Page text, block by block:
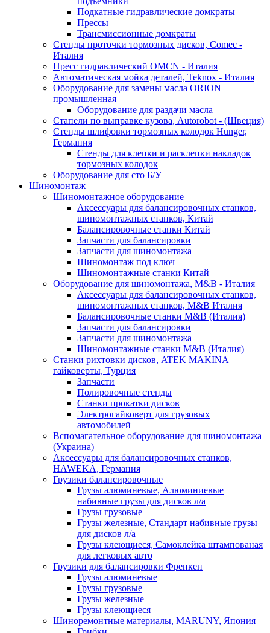
Подкатные гидравлические домкраты
Прессы
Трансмиссионные домкраты
Стенды проточки тормозных дисков, Comec -
Италия
Пресс гидравлический OMCN - Италия
Автоматическая мойка деталей, Teknox - Италия
Оборудование для замены масла ORION
промышленная
Оборудование для раздачи масла
Стапели по выправке кузова, Autorobot - (Швеция)
Стенды шлифовки тормозных колодок Hunger,
Германия
Стенды для клепки и расклепки накладок
тормозных колодок
Оборудование для сто Б/У
Шиномонтаж
Шиномонтажное оборудование
Аксессуары для балансировочных станков,
шиномонтажных станков, Китай
Балансировочные станки Китай
Запчасти для балансировки
Запчасти для шиномонтажа
Шиномонтаж под ключ
Шиномонтажные станки Китай
Оборудование для шиномонтажа, M&B - Италия
Аксессуары для балансировочных станков,
шиномонтажных станков, M&B Италия
Балансировочные станки M&B (Италия)
Запчасти для балансировки
Запчасти для шиномонтажа
Шиномонтажные станки M&B (Италия)
Станки рихтовки дисков, ATEK MAKINA
гайковерты, Турция
Запчасти
Полировочные стенды
Станки прокатки дисков
Электрогайковерт для грузовых
автомобилей
Вспомагательное оборудование для шиномонтажа
(Украина)
Аксессуары для балансировочных станков,
HAWEKA, Германия
Грузики балансировочные
Грузы алюминевые, Алюминиевые
набивные грузы для дисков л/а
Грузы грузовые
Грузы железные, Cтандарт набивные грузы
для дисков л/а
Грузы клеющиеся, Самоклейка штампованая
для легковых авто
Грузики для балансировки Френкен
Грузы алюминевые
Грузы грузовые
Грузы железные
Грузы клеющиеся
Шиноремонтные материалы, MARUNY, Япония